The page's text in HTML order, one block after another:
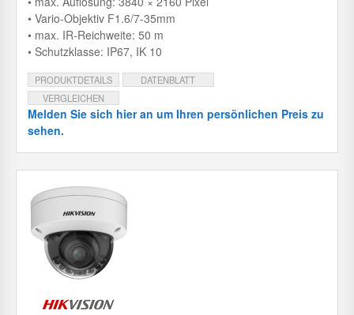
• Vario-Objektiv F1.6/7-35mm
• max. IR-Reichweite: 50 m
• Schutzklasse: IP67, IK 10
PRODUKTDETAILS
DATENBLATT
VERGLEICHEN
Melden Sie sich hier an um Ihren persönlichen Preis zu
sehen.